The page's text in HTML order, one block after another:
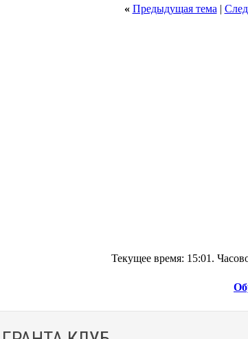
« Предыдущая тема |
Текущее время: 15:01 .